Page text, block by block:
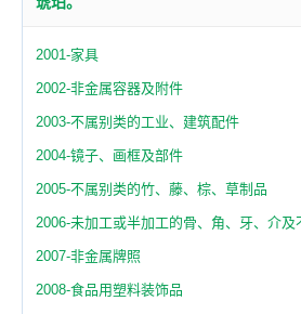
2001-家具
2002-非金属容器及附件
2003-不属别类的工业、建筑配件
2004-镜子、画框及部件
2005-不属别类的竹、藤、棕、草制品
2006-未加工或半加工的骨、角、牙、介及
2007-非金属牌照
2008-食品用塑料装饰品